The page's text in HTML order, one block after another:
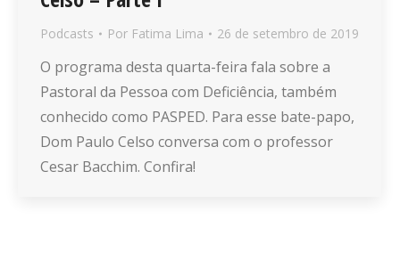
Podcasts Por Fatima Lima 26 de setembro de 2019
O programa desta quarta-feira fala sobre a
Pastoral da Pessoa com Deficiência, também
conhecido como PASPED. Para esse bate-papo,
Dom Paulo Celso conversa com o professor
Cesar Bacchim. Confira!